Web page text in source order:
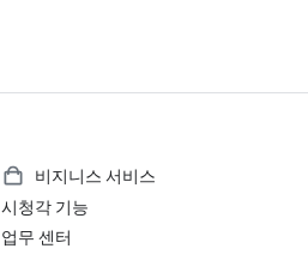
비지니스 서비스
시청각 기능
업무 센터